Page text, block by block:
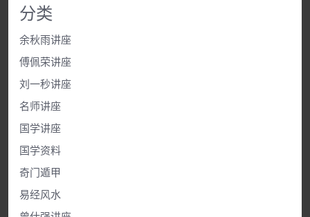
分类
余秋雨讲座
傅佩荣讲座
刘一秒讲座
名师讲座
国学讲座
国学资料
奇门遁甲
易经风水